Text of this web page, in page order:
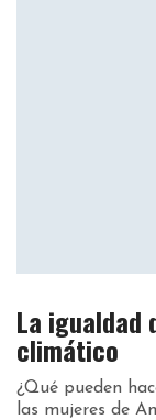
La igualdad
climático
¿Qué pueden
las mujeres de